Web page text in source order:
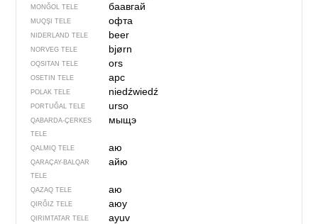
MONĞOL TELE баавгай
MUQŞI TELE офта
NIDERLAND TELE beer
NORVEG TELE bjørn
OQSITAN TELE ors
OSETIN TELE арс
POLAK TELE niedźwiedź
PORTUĞAL TELE urso
QABARDA-ÇERKES
TELE
мыщэ
QALMIQ TELE аю
QARAÇAY-BALQAR
TELE
айю
QAZAQ TELE аю
QIRĞIZ TELE аюу
QIRIMTATAR TELE ayuv